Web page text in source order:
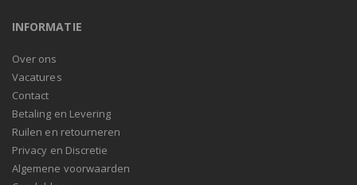
INFORMATIE
Over ons
Vacatures
Contact
Betaling en Levering
Ruilen en retourneren
Privacy en Discretie
Algemene voorwaarden